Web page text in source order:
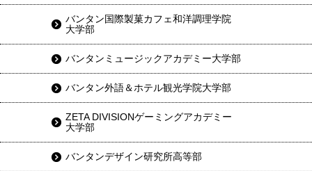
バンタン国際製菓カフェ和洋調理学院
大学部
バンタンミュージックアカデミー大学部
バンタン外語＆ホテル観光学院大学部
ZETA DIVISIONゲーミングアカデミー
大学部
バンタンデザイン研究所高等部